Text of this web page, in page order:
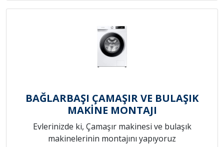
BAĞLARBAŞI ÇAMAŞIR VE BULAŞIK
MAKİNE MONTAJI
Evlerinizde ki, Çamaşır makinesi ve bulaşık
makinelerinin montajını yapıyoruz